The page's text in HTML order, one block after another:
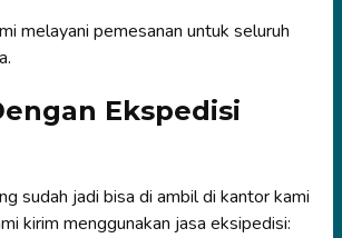
melayani pemesanan untuk seluruh
Ekspedisi
sudah jadi bisa di ambil di kantor kami
kirim menggunakan jasa eksipedisi: